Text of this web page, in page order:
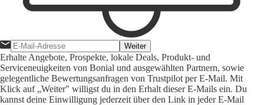
Weiter
Erhalte Angebote, Prospekte, lokale Deals, Produkt- und
Serviceneuigkeiten von Bonial und ausgewählten Partnern, sowie
gelegentliche Bewertungsanfragen von Trustpilot per E-Mail. Mit
Klick auf „Weiter" willigst du in den Erhalt dieser E-Mails ein. Du
kannst deine Einwilligung jederzeit über den Link in jeder E-Mail